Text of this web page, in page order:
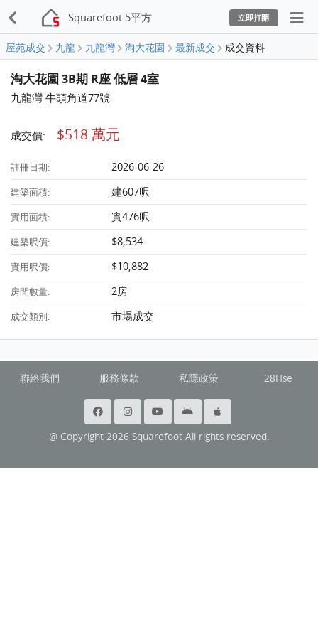
Squarefoot 5平方 立即打開
屋苑成交 九龍 九龍灣 淘大花園 最新成交 成交資料
淘大花園 3B期 R座 低層 4室
九龍灣 牛頭角道77號
成交價: $518 萬元
註冊日期: 2026-06-26
建築面積: 建607呎
實用面積: 實476呎
建築呎價: $8,534
實用呎價: $10,882
房間數量: 2房
成交類別: 市場成交
聯絡我們 服務條款 私隱政策 28Hse
@ Copyright 2026 Squarefoot All rights reserved.